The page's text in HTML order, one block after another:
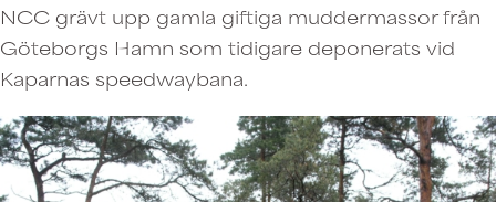
NCC grävt upp gamla giftiga muddermassor från
Göteborgs Hamn som tidigare deponerats vid
Kaparnas speedwaybana.